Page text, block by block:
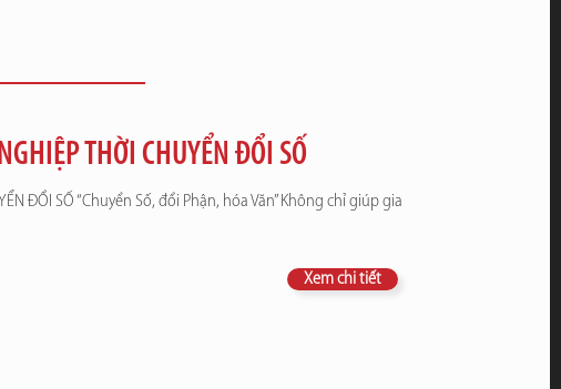
THỜI CHUYỂN ĐỔI SỐ
ĐỔI SỐ “Chuyển Số, đổi Phận, hóa Văn” Không chỉ giúp gia
Xem chi tiết